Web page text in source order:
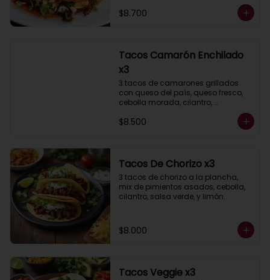
$8.700
Tacos Camarón Enchilado
x3
3 tacos de camarones grillados
con queso del país, queso fresco,
cebolla morada, cilantro,
acompañados de salsa taquera y
limón.
$8.500
Tacos De Chorizo x3
3 tacos de chorizo a la plancha,
mix de pimientos asados, cebolla,
cilantro, salsa verde, y limón.
$8.000
Tacos Veggie x3